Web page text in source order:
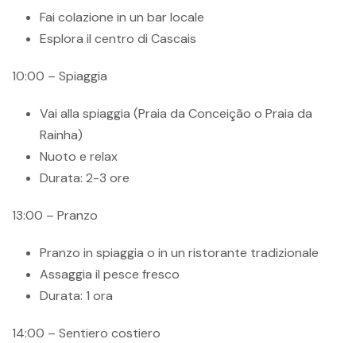
Fai colazione in un bar locale
Esplora il centro di Cascais
10:00 – Spiaggia
Vai alla spiaggia (Praia da Conceição o Praia da
Rainha)
Nuoto e relax
Durata: 2-3 ore
13:00 – Pranzo
Pranzo in spiaggia o in un ristorante tradizionale
Assaggia il pesce fresco
Durata: 1 ora
14:00 – Sentiero costiero